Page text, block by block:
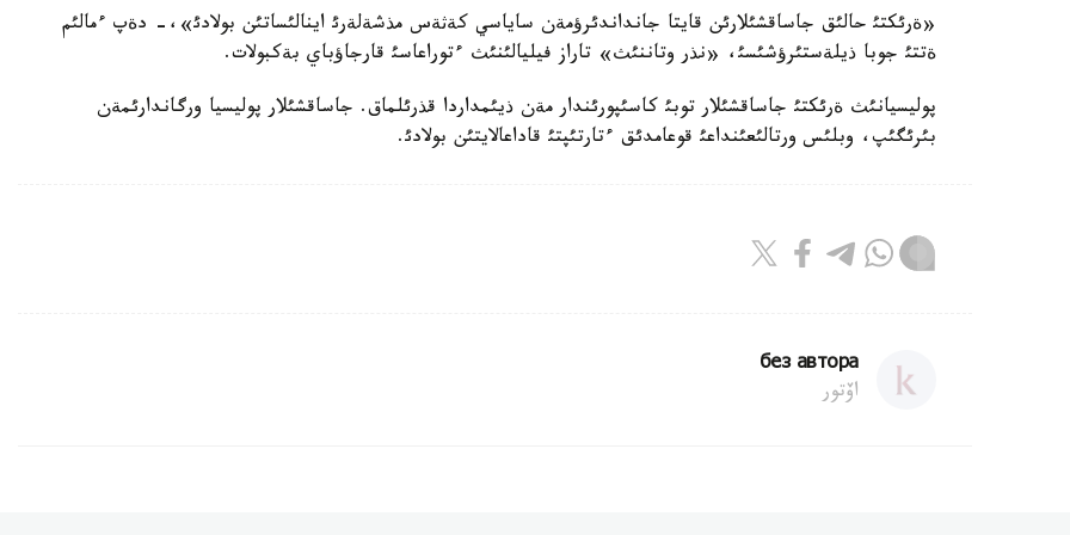
«ةرئكتئ حالئق جاساقشئلارئن قايتا جانداندئرؤمةن ساياسي كةثةس مذشةلةرئ اينالئساتئن بولادئ»،- دةپ ءمالئم
ةتتئ جوبا ذيلةستئرؤشئسئ، «نذر وتاننئث» تاراز فيليالئنئث ءتوراعاسئ قارجاؤباي بةكبولات.
پوليسيانئث ةرئكتئ جاساقشئلار توبئ كاسئپورئندار مةن ذيئمداردا قذرئلماق. جاساقشئلار پوليسيا ورگاندارئمةن
بئرئگئپ، وبلئس ورتالئعئنداعئ قوعامدئق ءتارتئپتئ قاداعالايتئن بولادئ.
без автора
اۆتور